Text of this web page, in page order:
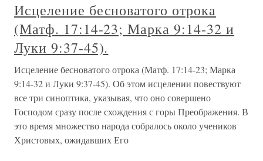
Исцеление бесноватого отрока
(Матф. 17:14-23; Марка 9:14-32 и
Луки 9:37-45).
Исцеление бесноватого отрока (Матф. 17:14-23; Марка
9:14-32 и Луки 9:37-45). Об этом исцелении повествуют
все три синоптика, указывая, что оно совершено
Господом сразу после схождения с горы Преображения. В
это время множество народа собралось около учеников
Христовых, ожидавших Его